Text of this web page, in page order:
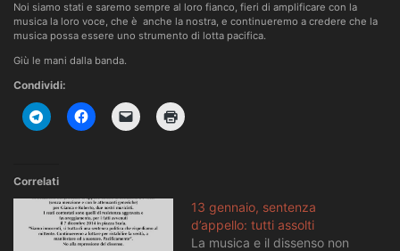
Noi siamo stati e saremo sempre al loro fianco, fieri di amplificare con la
musica la loro voce, che è anche la nostra, e continueremo a credere che la
musica possa essere uno strumento di lotta pacifica.
Giù le mani dalla banda.
Condividi:
Correlati
13 gennaio, sentenza
d’appello: tutti assolti
La musica e il dissenso non